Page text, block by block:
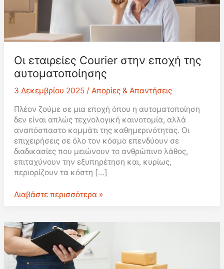
Οι εταιρείες Courier στην εποχή της
αυτοματοποίησης
3 Δεκεμβρίου 2025 / Απορίες & Απαντήσεις
Πλέον ζούμε σε μια εποχή όπου η αυτοματοποίηση
δεν είναι απλώς τεχνολογική καινοτομία, αλλά
αναπόσπαστο κομμάτι της καθημερινότητας. Οι
επιχειρήσεις σε όλο τον κόσμο επενδύουν σε
διαδικασίες που μειώνουν το ανθρώπινο λάθος,
επιταχύνουν την εξυπηρέτηση και, κυρίως,
περιορίζουν τα κόστη […]
Οι
στην
εποχή
της
αυτοματοποίησης
Διαβάστε περισσότερα »